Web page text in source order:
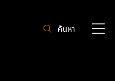
ค้นหา